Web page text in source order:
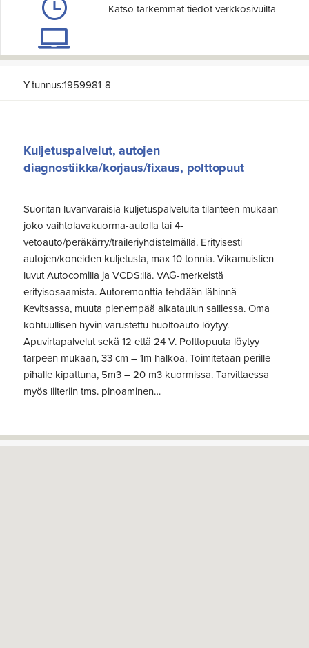
Katso tarkemmat tiedot verkkosivuilta
-
Y-tunnus:1959981-8
Kuljetuspalvelut, autojen
diagnostiikka/korjaus/fixaus, polttopuut
Suoritan luvanvaraisia kuljetuspalveluita tilanteen mukaan
joko vaihtolavakuorma-autolla tai 4-
vetoauto/peräkärry/traileriyhdistelmällä. Erityisesti
autojen/koneiden kuljetusta, max 10 tonnia. Vikamuistien
luvut Autocomilla ja VCDS:llä. VAG-merkeistä
erityisosaamista. Autoremonttia tehdään lähinnä
Kevitsassa, muuta pienempää aikataulun salliessa. Oma
kohtuullisen hyvin varustettu huoltoauto löytyy.
Apuvirtapalvelut sekä 12 että 24 V. Polttopuuta löytyy
tarpeen mukaan, 33 cm – 1m halkoa. Toimitetaan perille
pihalle kipattuna, 5m3 – 20 m3 kuormissa. Tarvittaessa
myös liiteriin tms. pinoaminen…